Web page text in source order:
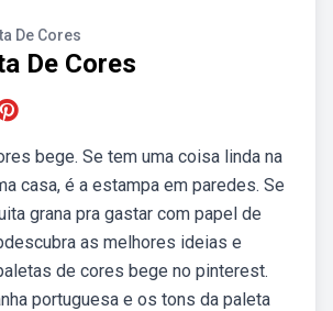
De Cores
De Cores
bege. Se tem uma coisa linda na
casa, é a estampa em paredes. Se
grana pra gastar com papel de
as melhores ideias e
de cores bege no pinterest.
portuguesa e os tons da paleta